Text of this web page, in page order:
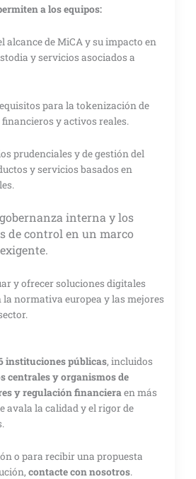
a los equipos:
alcance de MiCA y su impacto en
y servicios asociados a
para la tokenización de
y activos reales.
prudenciales y de gestión del
y servicios basados en
interna y los
de control en un marco
y ofrecer soluciones digitales
la normativa europea y las mejores
instituciones públicas, incluidos
centrales y organismos de
y regulación financieraen más
avala la calidad y el rigor de
o para recibir una propuesta
contacte con nosotros.